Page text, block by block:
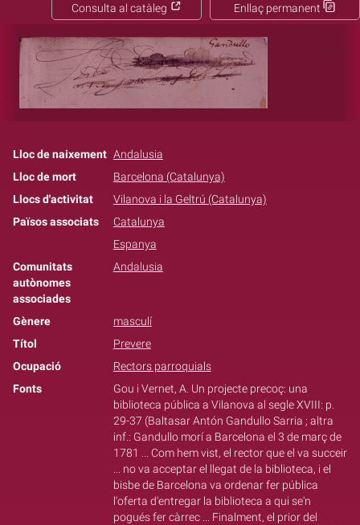
Enllaç permanent
Consulta al catàleg
Lloc de naixement Andalusia
Lloc de mort
Barcelona (Catalunya)
Llocs d'activitat
Vilanova i la Geltrú (Catalunya)
Països associats
Catalunya
Espanya
Comunitats
autònomes
associades
Andalusia
Gènere
masculí
Títol
Prevere
Ocupació
Rectors parroquials
Fonts
Gou i Vernet, A. Un projecte precoç: una
biblioteca pública a Vilanova al segle XVIII: p.
29-37 (Baltasar Antón Gandullo Sarria ; altra
inf.: Gandullo morí a Barcelona el 3 de març de
1781 ... Com hem vist, el rector que el va succeir
... no va acceptar el llegat de la biblioteca, i el
bisbe de Barcelona va ordenar fer pública
l'oferta d'entregar la biblioteca a qui se'n
pogués fer càrrec ... Finalment, el prior del